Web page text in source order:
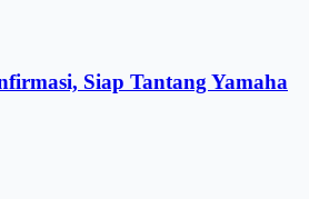
Siap Tantang Yamaha